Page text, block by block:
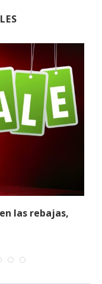
las rebajas,